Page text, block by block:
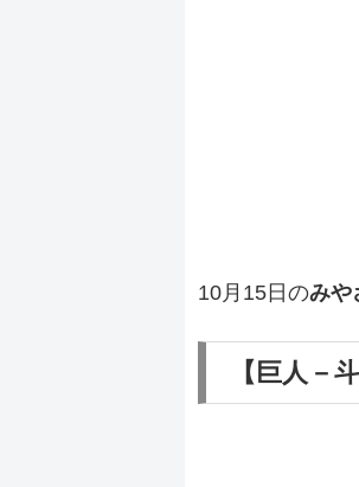
10月15日のみや
【巨人－